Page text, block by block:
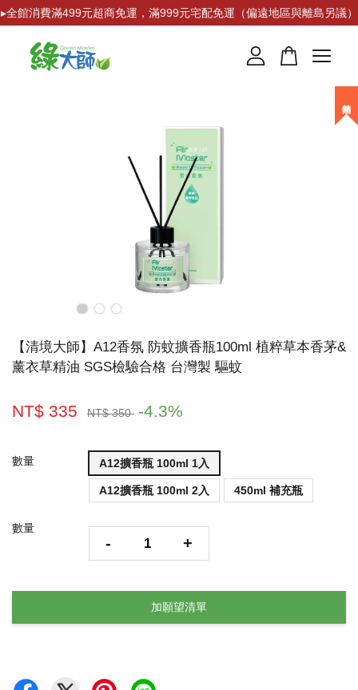
▸全館消費滿499元超商免運，滿999元宅配免運（偏遠地區與離島另議）
【清境大師】A12香氛 防蚊擴香瓶100ml 植粹草本香茅&
薰衣草精油 SGS檢驗合格 台灣製 驅蚊
NT$ 335 NT$ 350 -4.3%
數量 A12擴香瓶 100ml 1入
A12擴香瓶 100ml 2入 450ml 補充瓶
數量
- +
加願望清單
繼續購物